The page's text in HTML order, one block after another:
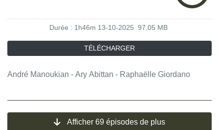
Durée : 1h46m 13-10-2025 97.05 MB
TÉLÉCHARGER
André Manoukian - Ary Abittan - Raphaëlle Giordano
Afficher 69 épisodes de plus